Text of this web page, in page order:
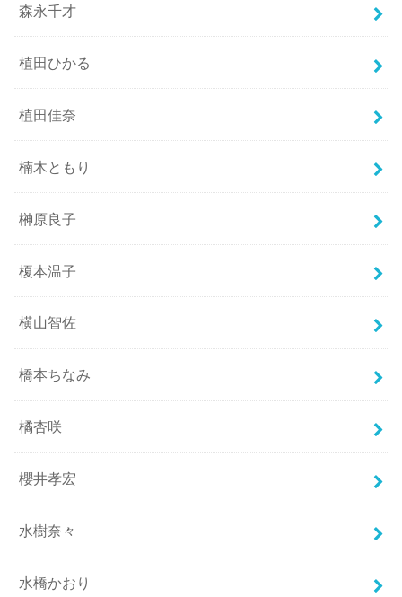
森永千才
植田ひかる
植田佳奈
楠木ともり
榊原良子
榎本温子
横山智佐
橋本ちなみ
橘杏咲
櫻井孝宏
水樹奈々
水橋かおり